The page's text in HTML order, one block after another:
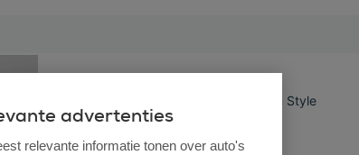
Ford Focus
Wagon 1.0 EcoBoost Hybrid Titanium Style
Bouwjaar 2022
Km stand 142.154
advertenties
relevante informatie tonen over auto's